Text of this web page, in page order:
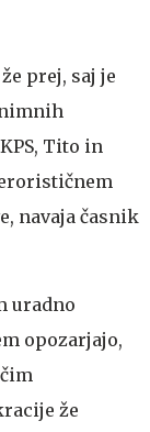
prej, saj je
Tito in
navaja časnik
uradno
opozarjajo,
že